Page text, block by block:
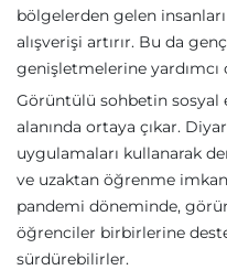
bölgelerden gelen
alışverişi artırır. Bu da
genişletmelerine yardımcı
Görüntülü sohbetin
alanında ortaya çıkar.
uygulamaları kullanarak
ve uzaktan öğrenme
pandemi döneminde,
öğrenciler birbirlerine
sürdürebilirler.